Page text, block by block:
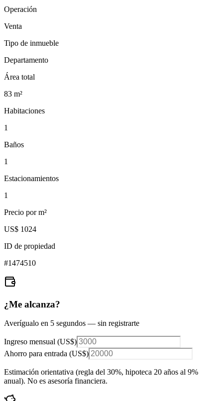
Operación
Venta
Tipo de inmueble
Departamento
Área total
83 m²
Habitaciones
1
Baños
1
Estacionamientos
1
Precio por m²
US$ 1024
ID de propiedad
#1474510
¿Me alcanza?
Averígualo en 5 segundos — sin registrarte
Ingreso mensual (US$)
Ahorro para entrada (US$)
Estimación orientativa (regla del 30%, hipoteca 20 años al 9%
anual). No es asesoría financiera.